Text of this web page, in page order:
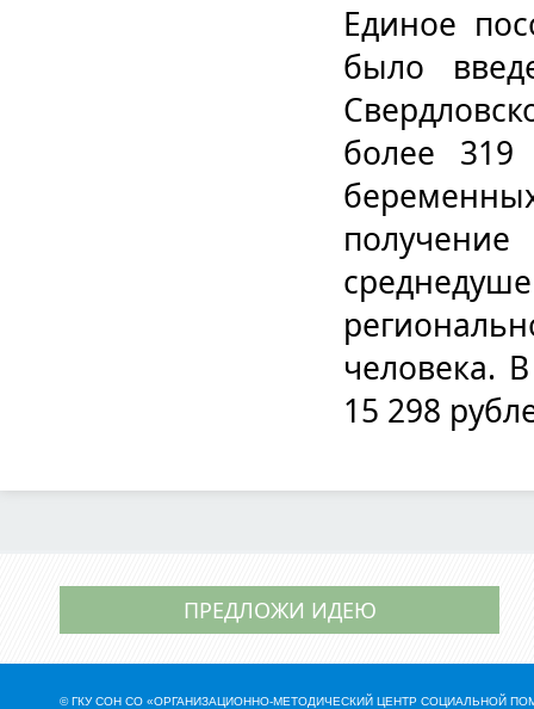
Единое
было
более
человека.
15 298
ПРЕДЛОЖИ ИДЕЮ
© ГКУ СОН СО «ОРГАНИЗАЦИОННО-МЕТОДИЧЕСКИЙ ЦЕНТР СОЦИАЛЬНОЙ